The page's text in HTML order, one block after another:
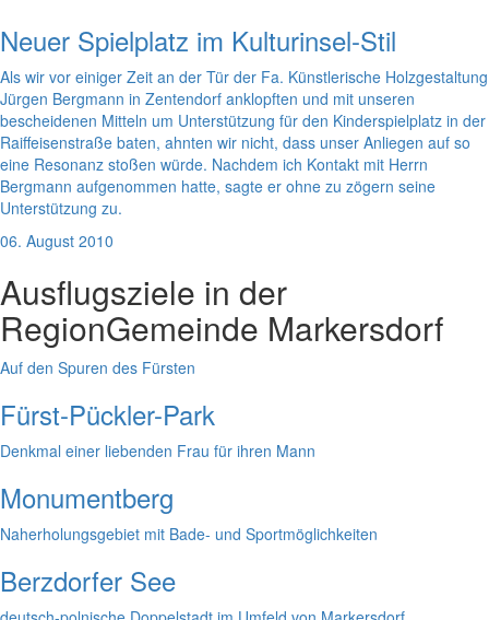
Neuer Spielplatz im Kulturinsel-Stil
Als wir vor einiger Zeit an der Tür der Fa. Künstlerische Holzgestaltung
Jürgen Bergmann in Zentendorf anklopften und mit unseren
bescheidenen Mitteln um Unterstützung für den Kinderspielplatz in der
Raiffeisenstraße baten, ahnten wir nicht, dass unser Anliegen auf so
eine Resonanz stoßen würde. Nachdem ich Kontakt mit Herrn
Bergmann aufgenommen hatte, sagte er ohne zu zögern seine
Unterstützung zu.
06. August 2010
Ausflugsziele in der
RegionGemeinde Markersdorf
Auf den Spuren des Fürsten
Fürst-Pückler-Park
Denkmal einer liebenden Frau für ihren Mann
Monumentberg
Naherholungsgebiet mit Bade- und Sportmöglichkeiten
Berzdorfer See